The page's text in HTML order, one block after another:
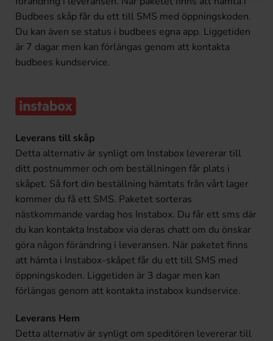
Budbees skåp får du ett till SMS med öppningskoden.
Du kan även se status i budbees egna app. Liggetiden
är 7 dagar men kan förlängas genom att kontakta
budbees kundservice.
Leverans till skåp
Detta alternativ är synligt om Instabox levererar till
ditt postnummer och om beställningen får plats i
skåpet. Så fort din beställning hämtats från vårt lager
kommer du få ett SMS. Paketet sorteras
nästkommande vardag hos Instabox. Du får ett sms där
du kan kontakta Instabox via deras chatt om du önskar
göra någon förändring i leveransen. När paketet finns
att hämta i Instabox-skåpet får du ett till SMS med
öppningskoden. Liggetiden är 3 dagar men kan
förlängas genom att kontakta instabox kundservice.
Leverans Hem
Detta alternativ är synligt om speditören levererar till